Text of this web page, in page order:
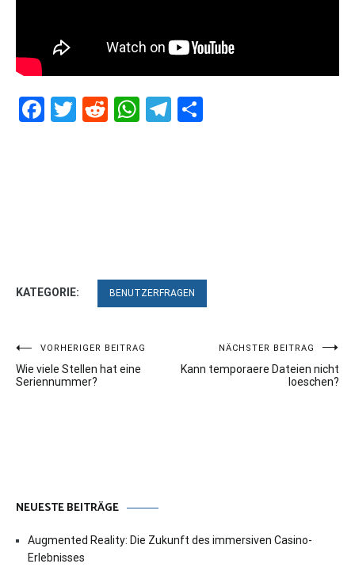
Facebook
Twitter
RedditWhatsApp
Telegram
KATEGORIE: BENUTZERFRAGEN
Beitragsnavigation
VORHERIGER BEITRAG
Wie viele Stellen hat eine
Seriennummer?
NÄCHSTER BEITRAG
Kann temporaere Dateien nicht
loeschen?
NEUESTE BEITRÄGE
Augmented Reality: Die Zukunft des immersiven Casino-
Erlebnisses